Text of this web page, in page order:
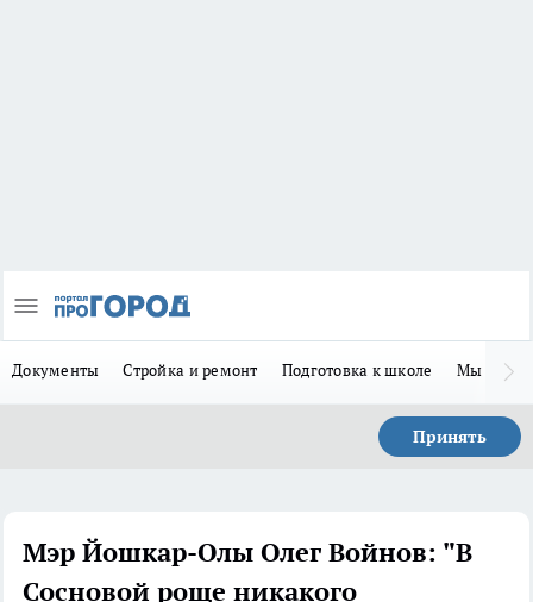
Документы Стройка и ремонт Подготовка к школе Мы в MAX
Принять
Мэр Йошкар-Олы Олег Войнов: "В
Сосновой роще никакого